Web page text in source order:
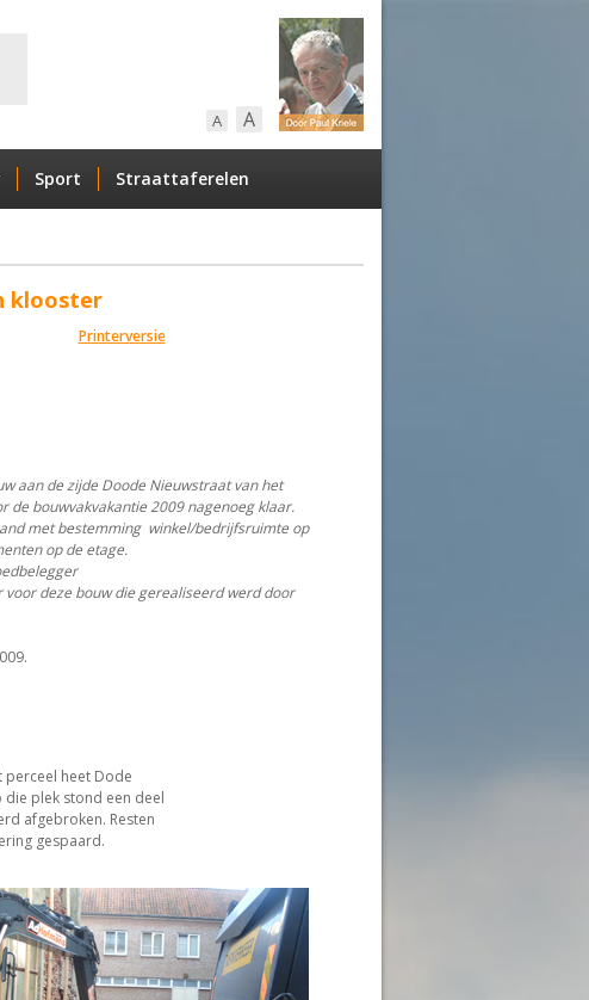
A A
Sport Straattaferelen
klooster
Printerversie
aan de zijde Doode Nieuwstraat van het
de bouwvakvakantie 2009 nagenoeg klaar.
met bestemming winkel/bedrijfsruimte op
op de etage.
voor deze bouw die gerealiseerd werd door
perceel heet Dode
plek stond een deel
afgebroken. Resten
gespaard.